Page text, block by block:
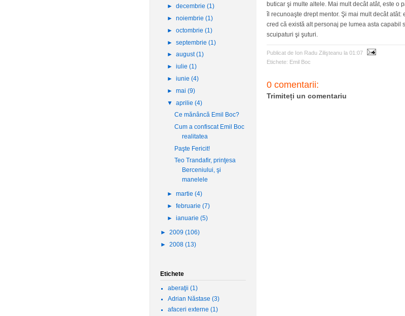
►decembrie(1)
►noiembrie(1)
►octombrie(1)
►septembrie(1)
►august(1)
►iulie(1)
►iunie(4)
►mai(9)
▼aprilie(4)
Ce mănâncă Emil Boc?
Cum a confiscat Emil Boc
realitatea
Paşte Fericit!
Teo Trandafir, prinţesa
Berceniului, şi
manelele
►martie(4)
►februarie(7)
►ianuarie(5)
► 2009 (106)
► 2008 (13)
Etichete
aberaţii (1)
Adrian Năstase (3)
afaceri externe (1)
buticar şi multe altele. Mai mult decât atât, este o
îl recunoaşte drept mentor. Şi mai mult decât
cred că există alt personaj pe lumea asta capabil
scuipaturi şi şuturi.
Publicat de Ion Radu Zilişteanu la 01:07
Etichete: Emil Boc
0 comentarii:
Trimiteți un comentariu